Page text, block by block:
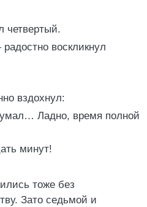
воскликнул
вздохнул:
Ладно, время полной
минут!
тоже без
Зато седьмой и